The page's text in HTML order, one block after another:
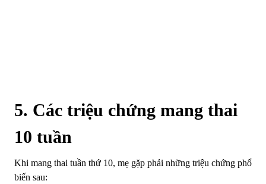
5. Các triệu chứng mang thai
10 tuần
Khi mang thai tuần thứ 10, mẹ gặp phải những triệu chứng phổ
biến sau: